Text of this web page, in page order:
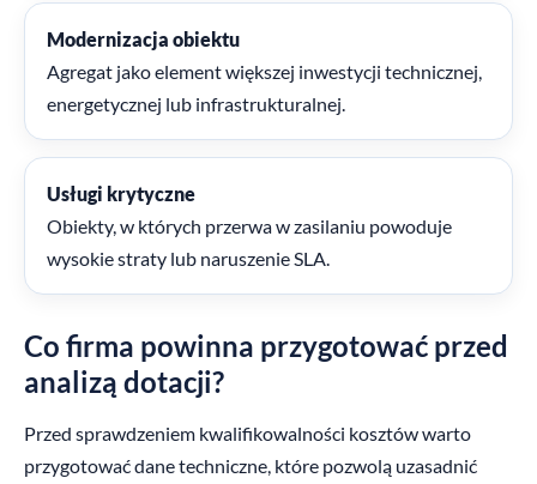
Modernizacja obiektu
Agregat jako element większej inwestycji technicznej,
energetycznej lub infrastrukturalnej.
Usługi krytyczne
Obiekty, w których przerwa w zasilaniu powoduje
wysokie straty lub naruszenie SLA.
Co firma powinna przygotować przed
analizą dotacji?
Przed sprawdzeniem kwalifikowalności kosztów warto
przygotować dane techniczne, które pozwolą uzasadnić